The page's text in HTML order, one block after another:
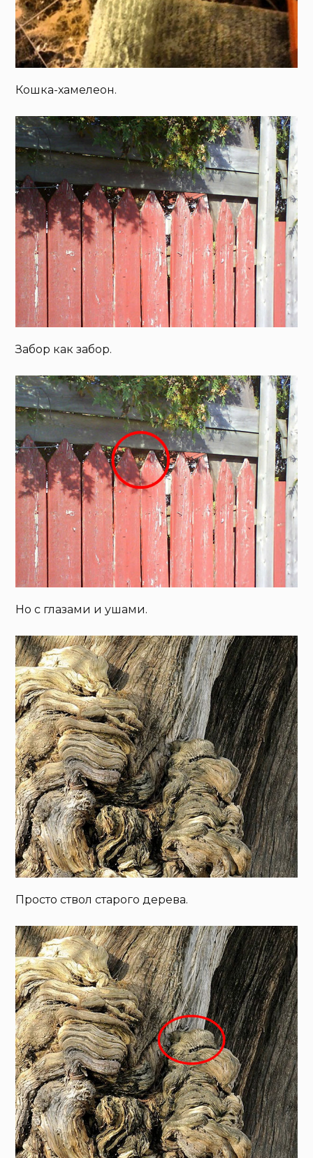
Кошка-хамелеон.
Забор как забор.
Но с глазами и ушами.
Просто ствол старого дерева.